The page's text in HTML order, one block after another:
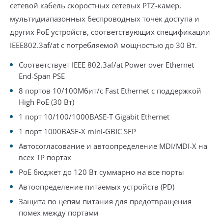
сетевой кабель скоростных сетевых PTZ-камер,
мультидиапазонных беспроводных точек доступа и
других PoE устройств, соответствующих спецификации
IEEE802.3af/at с потребляемой мощностью до 30 Вт.
Соответствует IEEE 802.3af/at Power over Ethernet
End-Span PSE
8 портов 10/100Мбит/с Fast Ethernet с поддержкой
High PoE (30 Вт)
1 порт 10/100/1000BASE-T Gigabit Ethernet
1 порт 1000BASE-X mini-GBIC SFP
Автосогласование и автоопределение MDI/MDI-X на
всех TP портах
PoE бюджет до 120 Вт суммарно на все порты
Автоопределение питаемых устройств (PD)
Защита по цепям питания для предотвращения
помех между портами